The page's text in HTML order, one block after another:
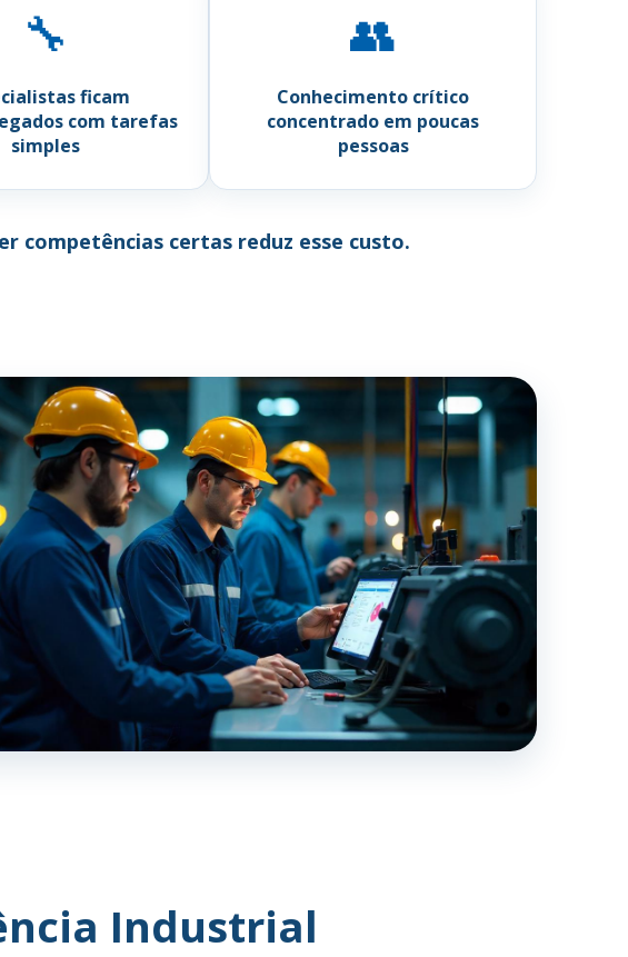
🔧
ficam
com tarefas
simples
👥
Conhecimento crítico
concentrado em poucas
pessoas
competências certas reduz esse custo.
Industrial